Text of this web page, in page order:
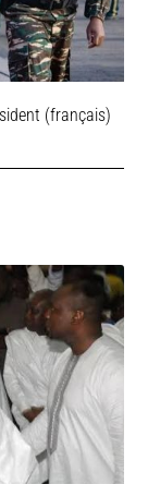
(français)